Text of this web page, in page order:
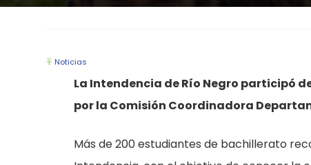
Noticias
La Intendencia de Río Negro participó
por la Comisión Coordinadora
Más de 200 estudiantes de bachillerato